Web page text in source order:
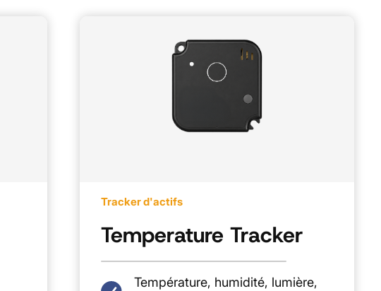
Tracker d'actifs
Temperature Tracker
Température, humidité, lumière,